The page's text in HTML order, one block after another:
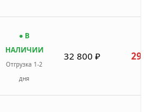
● В
НАЛИЧИИ
Отгрузка 1-2
дня
32 800 ₽ 29